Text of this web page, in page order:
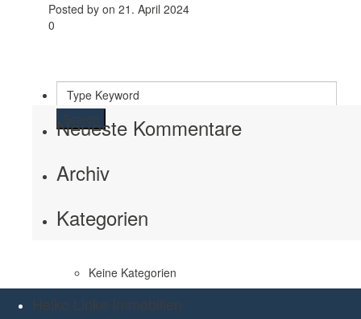
Posted by on 21. April 2024
0
Search
Neueste Kommentare
Archiv
Kategorien
Keine Kategorien
Heiko Linke Immobilien